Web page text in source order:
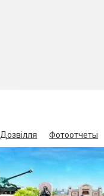
Дозвілля Фотоотчеты